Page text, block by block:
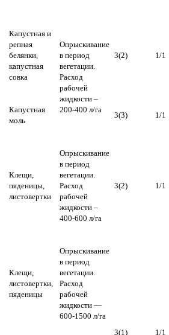
Капустная и
репная
белянки,
капустная
совка
Опрыскивание
в период
вегетации.
Расход
рабочей
жидкости –
200-400 л/га
3(2) 1/1
Капустная
моль
3(3) 1/1
Клещи,
пяденицы,
листовертки
Опрыскивание
в период
вегетации.
Расход
рабочей
жидкости –
400-600 л/га
3(2) 1/1
Клещи,
листовертки,
пяденицы
Опрыскивание
в период
вегетации.
Расход
рабочей
жидкости —
600-1500 л/га
3(1)
1/1